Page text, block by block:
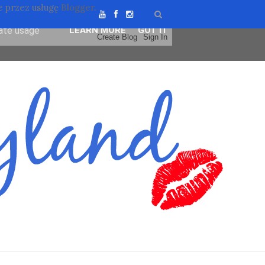
przez usługę Blogger.
agent
usage
LEARN MORE GOT IT